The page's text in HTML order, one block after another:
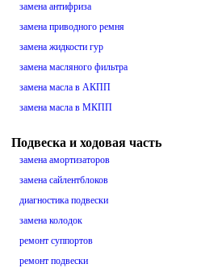
замена антифриза
замена приводного ремня
замена жидкости гур
замена масляного фильтра
замена масла в АКПП
замена масла в МКПП
Подвеска и ходовая часть
замена амортизаторов
замена сайлентблоков
диагностика подвески
замена колодок
ремонт суппортов
ремонт подвески